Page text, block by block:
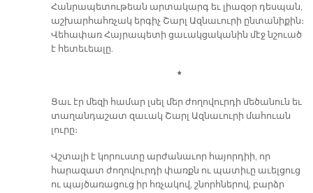
Հանրապետութեան արտակարգ եւ լիազօր դեսպան,
աշխարհահռչակ երգիչ Շարլ Ազնաւուրի ընտանիքին։
Վեհափառ Հայրապետի ցաւակցականին մէջ նշուած
է հետեւեալը.
*
Ցաւ էր մեզի համար լսել մեր ժողովուրդի մեծանուն եւ
տաղանդաշատ զաւակ Շարլ Ազնաւուրի մահուան
լուրը։
Վշտալի է կորուստը արժանաւոր հայորդիի, որ
հարազատ ժողովուրդի փառքն ու պատիւը աւելցուց
ու պայծառացուց իր հռչակով, շնորհներով, բարձր